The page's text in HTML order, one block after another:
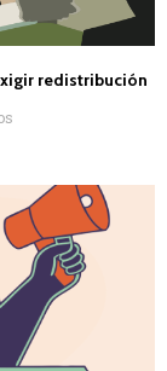
redistribución